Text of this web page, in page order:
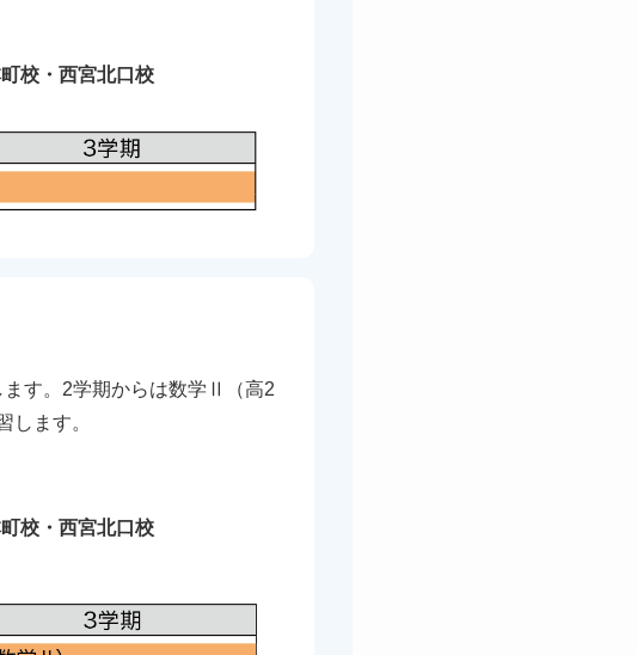
校・西宮北口校
ます。2学期からは数学Ⅱ（高2
します。
校・西宮北口校